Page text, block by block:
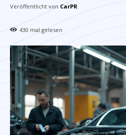
Veröffentlicht von CarPR
430 mal gelesen